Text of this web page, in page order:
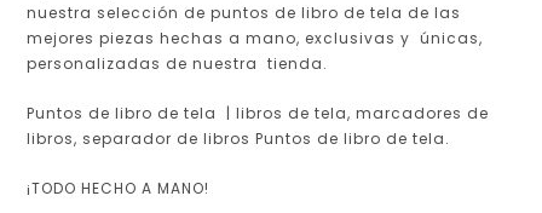
nuestra selección de puntos de libro de tela de las
mejores piezas hechas a mano, exclusivas y únicas,
personalizadas de nuestra tienda.
Puntos de libro de tela | libros de tela, marcadores de
libros, separador de libros Puntos de libro de tela.
¡TODO HECHO A MANO!